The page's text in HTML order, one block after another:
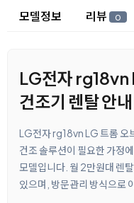
상세 정보
모델정보 리뷰 0
LG전자 rg18vn
건조기 렌탈 안내
LG전자 rg18vn LG 트롬 오
건조 솔루션이 필요한 가정
모델입니다. 월 2만원대 렌
있으며, 방문관리 방식으로